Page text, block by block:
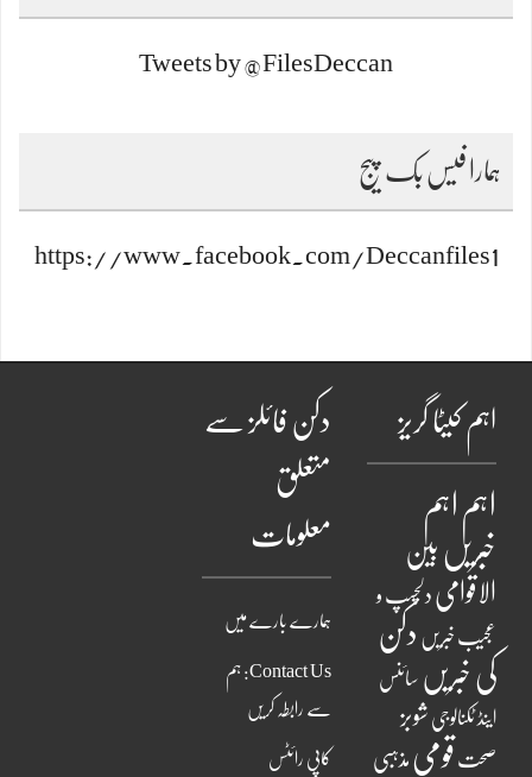
Tweets by @FilesDeccan
ہمارا فیس بک پیج
https://www.facebook.com/Deccanfiles1
اہم کیٹا گریز
اہم اہم
خبریں بین
الاقوامی دلچسپ و
عجیب خبریں دکن
کی خبریں سائنس
اینڈ ٹکنالوجی شوبز
صحت قومی مذہبی
دکن فائلز سے
متعلق
معلومات
ہمارے بارے میں
Contact Us: ہم
سے رابطہ کریں
کاپی رائٹس